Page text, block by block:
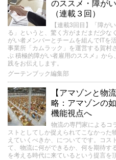
のススメ・障が
（連載３回）
【連載3回目】「障が
る」というと、驚く方がまだまだ少な
がい者メンバーとチームを組んでITを
事業所「カムラック」を運営する賀村
ぶ 積極的障がい者雇用のススメ』か
践をお伝えします。
グーテンブック編集部
【アマゾンと物
略：アマゾンの
機能視点へ
物流の専門家によるコ
ストとしてしか捉えられてこなかった
えていくべきか、についてです。コス
て、物流に何ができるか、何を期待す
を考える時代に来ているという提言を